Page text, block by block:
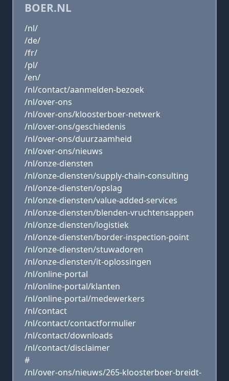
BOER.NL
/nl/
/de/
/fr/
/pl/
/en/
/nl/contact/aanmelden-bezoek
/nl/over-ons
/nl/over-ons/kloosterboer-netwerk
/nl/over-ons/geschiedenis
/nl/over-ons/duurzaamheid
/nl/over-ons/nieuws
/nl/onze-diensten
/nl/onze-diensten/supply-chain-consulting
/nl/onze-diensten/opslag
/nl/onze-diensten/value-added-services
/nl/onze-diensten/blenden-vruchtensappen
/nl/onze-diensten/logistiek
/nl/onze-diensten/border-inspection-point
/nl/onze-diensten/stuwadoren
/nl/onze-diensten/it-oplossingen
/nl/online-portal
/nl/online-portal/klanten
/nl/online-portal/medewerkers
/nl/contact
/nl/contact/contactformulier
/nl/contact/downloads
/nl/contact/disclaimer
#
/nl/over-ons/nieuws/265-kloosterboer-breidt-